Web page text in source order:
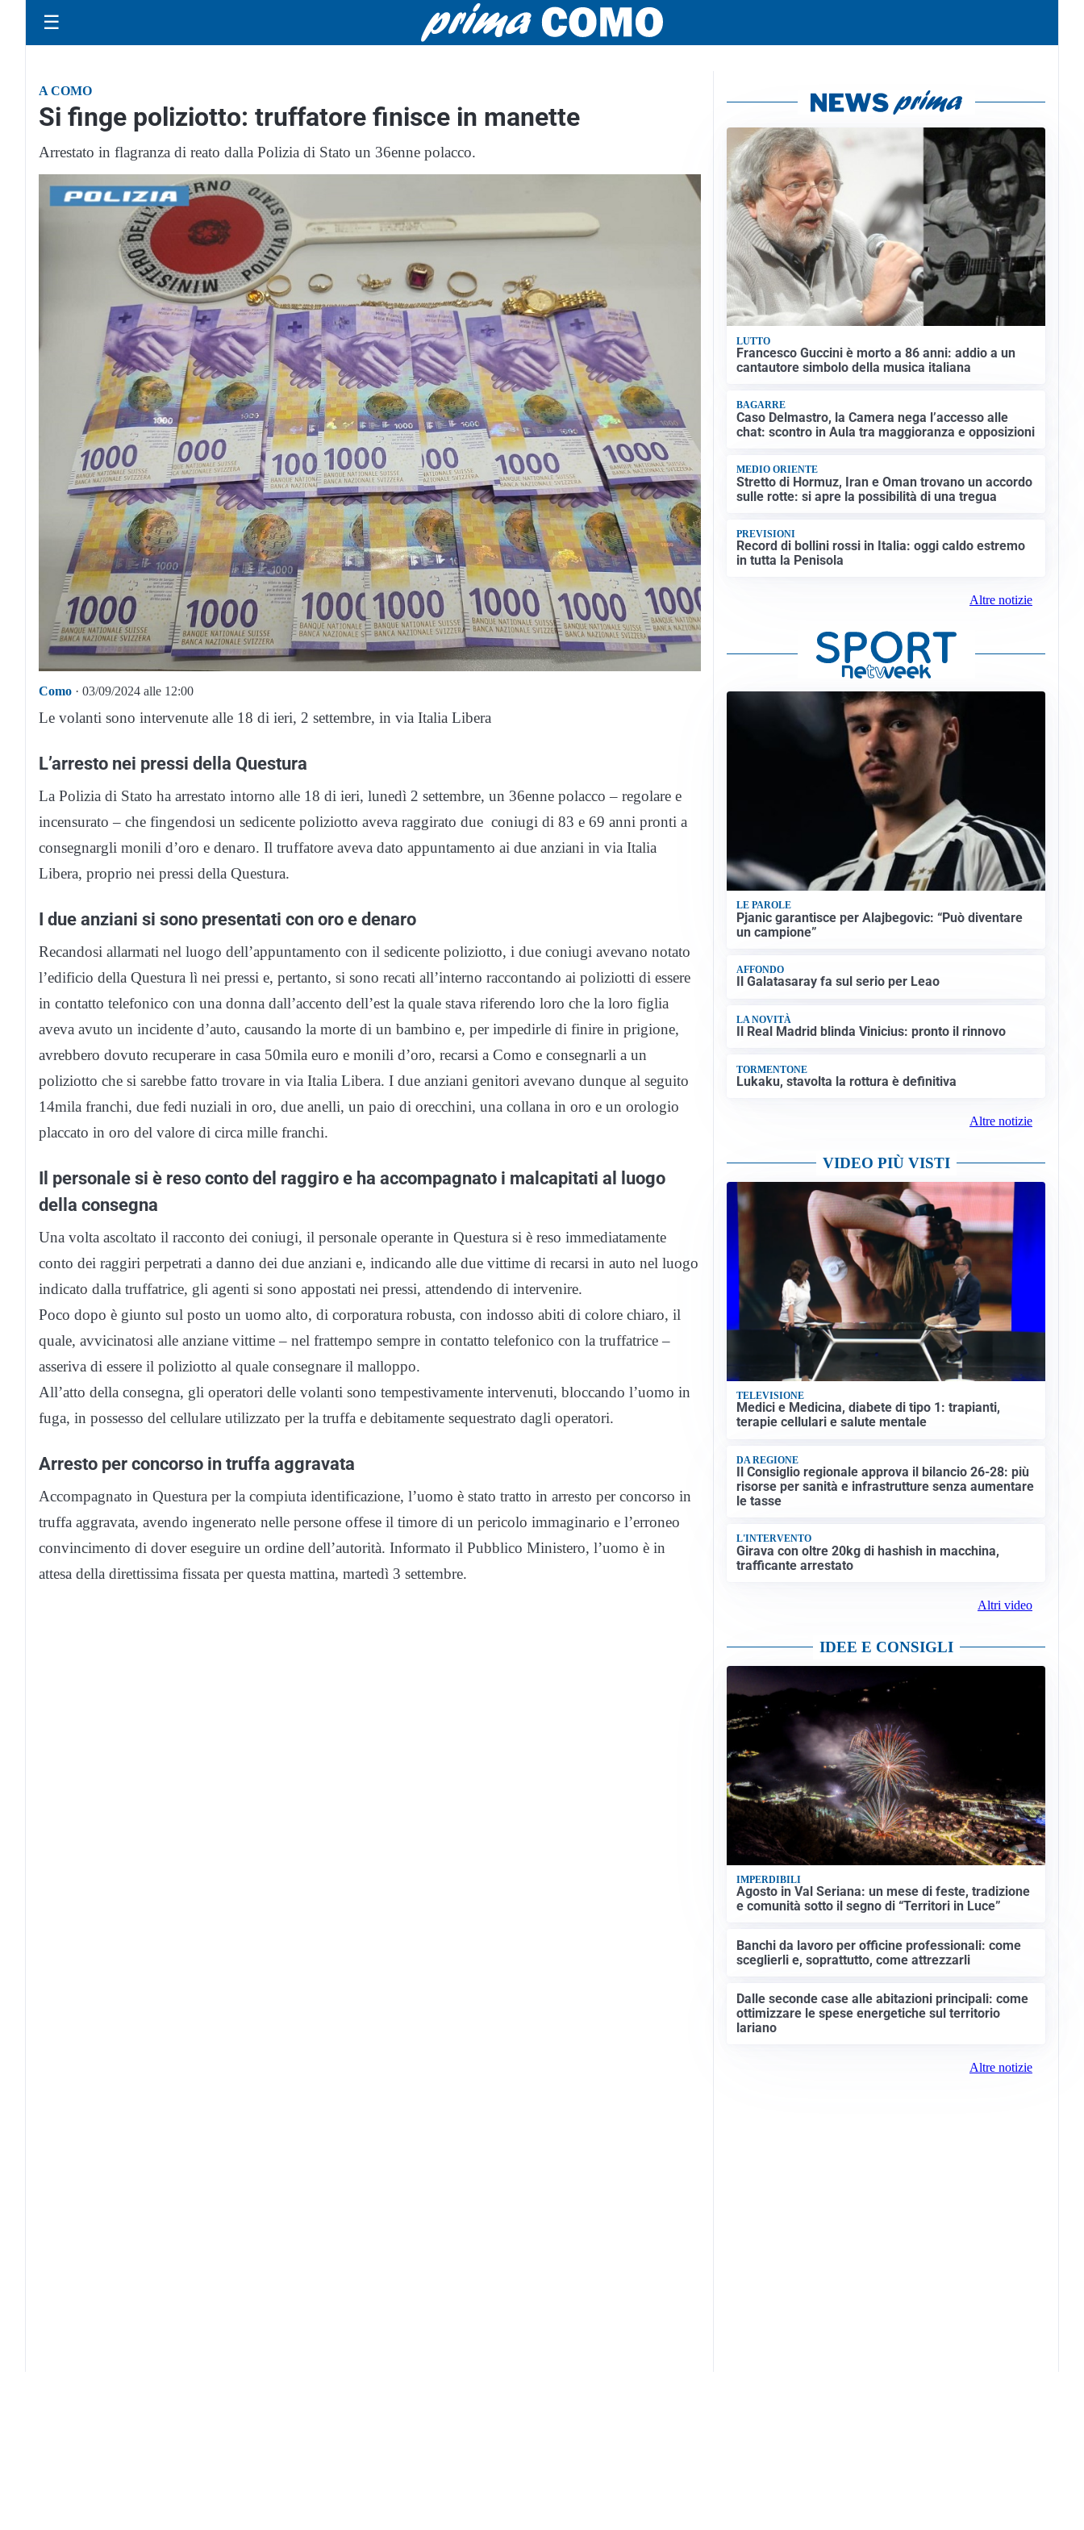
☰
A COMO
Si finge poliziotto: truffatore finisce in manette
Arrestato in flagranza di reato dalla Polizia di Stato un 36enne polacco.
Como · 03/09/2024 alle 12:00
Le volanti sono intervenute alle 18 di ieri, 2 settembre, in via Italia Libera
L’arresto nei pressi della Questura
La Polizia di Stato ha arrestato intorno alle 18 di ieri, lunedì 2 settembre, un 36enne polacco – regolare e
incensurato – che fingendosi un sedicente poliziotto aveva raggirato due coniugi di 83 e 69 anni pronti a
consegnargli monili d’oro e denaro. Il truffatore aveva dato appuntamento ai due anziani in via Italia
Libera, proprio nei pressi della Questura.
I due anziani si sono presentati con oro e denaro
Recandosi allarmati nel luogo dell’appuntamento con il sedicente poliziotto, i due coniugi avevano notato
l’edificio della Questura lì nei pressi e, pertanto, si sono recati all’interno raccontando ai poliziotti di essere
in contatto telefonico con una donna dall’accento dell’est la quale stava riferendo loro che la loro figlia
aveva avuto un incidente d’auto, causando la morte di un bambino e, per impedirle di finire in prigione,
avrebbero dovuto recuperare in casa 50mila euro e monili d’oro, recarsi a Como e consegnarli a un
poliziotto che si sarebbe fatto trovare in via Italia Libera. I due anziani genitori avevano dunque al seguito
14mila franchi, due fedi nuziali in oro, due anelli, un paio di orecchini, una collana in oro e un orologio
placcato in oro del valore di circa mille franchi.
Il personale si è reso conto del raggiro e ha accompagnato i malcapitati al luogo
della consegna
Una volta ascoltato il racconto dei coniugi, il personale operante in Questura si è reso immediatamente
conto dei raggiri perpetrati a danno dei due anziani e, indicando alle due vittime di recarsi in auto nel luogo
indicato dalla truffatrice, gli agenti si sono appostati nei pressi, attendendo di intervenire.
Poco dopo è giunto sul posto un uomo alto, di corporatura robusta, con indosso abiti di colore chiaro, il
quale, avvicinatosi alle anziane vittime – nel frattempo sempre in contatto telefonico con la truffatrice –
asseriva di essere il poliziotto al quale consegnare il malloppo.
All’atto della consegna, gli operatori delle volanti sono tempestivamente intervenuti, bloccando l’uomo in
fuga, in possesso del cellulare utilizzato per la truffa e debitamente sequestrato dagli operatori.
Arresto per concorso in truffa aggravata
Accompagnato in Questura per la compiuta identificazione, l’uomo è stato tratto in arresto per concorso in
truffa aggravata, avendo ingenerato nelle persone offese il timore di un pericolo immaginario e l’erroneo
convincimento di dover eseguire un ordine dell’autorità. Informato il Pubblico Ministero, l’uomo è in
attesa della direttissima fissata per questa mattina, martedì 3 settembre.
LUTTO
Francesco Guccini è morto a 86 anni: addio a un
cantautore simbolo della musica italiana
BAGARRE
Caso Delmastro, la Camera nega l’accesso alle
chat: scontro in Aula tra maggioranza e opposizioni
MEDIO ORIENTE
Stretto di Hormuz, Iran e Oman trovano un accordo
sulle rotte: si apre la possibilità di una tregua
PREVISIONI
Record di bollini rossi in Italia: oggi caldo estremo
in tutta la Penisola
Altre notizie
LE PAROLE
Pjanic garantisce per Alajbegovic: “Può diventare
un campione”
AFFONDO
Il Galatasaray fa sul serio per Leao
LA NOVITÀ
Il Real Madrid blinda Vinicius: pronto il rinnovo
TORMENTONE
Lukaku, stavolta la rottura è definitiva
Altre notizie
VIDEO PIÙ VISTI
TELEVISIONE
Medici e Medicina, diabete di tipo 1: trapianti,
terapie cellulari e salute mentale
DA REGIONE
Il Consiglio regionale approva il bilancio 26-28: più
risorse per sanità e infrastrutture senza aumentare
le tasse
L'INTERVENTO
Girava con oltre 20kg di hashish in macchina,
trafficante arrestato
Altri video
IDEE E CONSIGLI
IMPERDIBILI
Agosto in Val Seriana: un mese di feste, tradizione
e comunità sotto il segno di “Territori in Luce”
Banchi da lavoro per officine professionali: come
sceglierli e, soprattutto, come attrezzarli
Dalle seconde case alle abitazioni principali: come
ottimizzare le spese energetiche sul territorio
lariano
Altre notizie